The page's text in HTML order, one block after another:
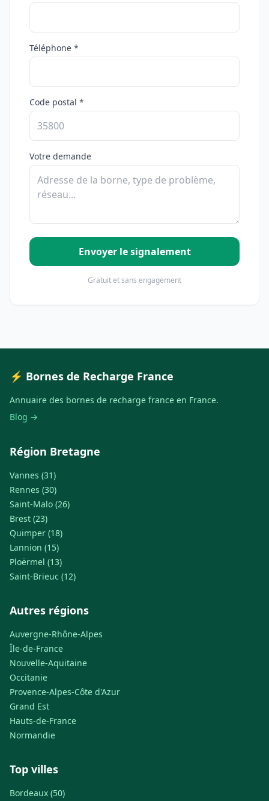
Téléphone *
Code postal *
Votre demande
Envoyer le signalement
Gratuit et sans engagement
⚡ Bornes de Recharge France
Annuaire des bornes de recharge france en France.
Blog →
Région Bretagne
Vannes (31)
Rennes (30)
Saint-Malo (26)
Brest (23)
Quimper (18)
Lannion (15)
Ploërmel (13)
Saint-Brieuc (12)
Autres régions
Auvergne-Rhône-Alpes
Île-de-France
Nouvelle-Aquitaine
Occitanie
Provence-Alpes-Côte d'Azur
Grand Est
Hauts-de-France
Normandie
Top villes
Bordeaux (50)